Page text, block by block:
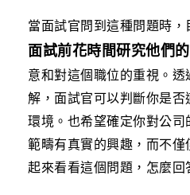
當面試官問到這種問題時，
面試前花時間研究他們
意和對這個職位的重視。透
解，面試官可以判斷你是
環境。也希望確定你對公
範疇有真實的興趣，而不
起來看看這個問題，怎麼回